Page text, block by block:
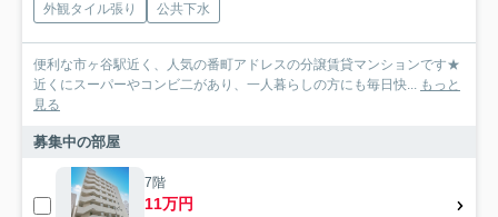
外観タイル張り
公共下水
便利な市ヶ谷駅近く、人気の番町アドレスの分譲賃貸マンションです★
近くにスーパーやコンビ二があり、一人暮らしの方にも毎日快... もっと
見る
募集中の部屋
7階
11万円